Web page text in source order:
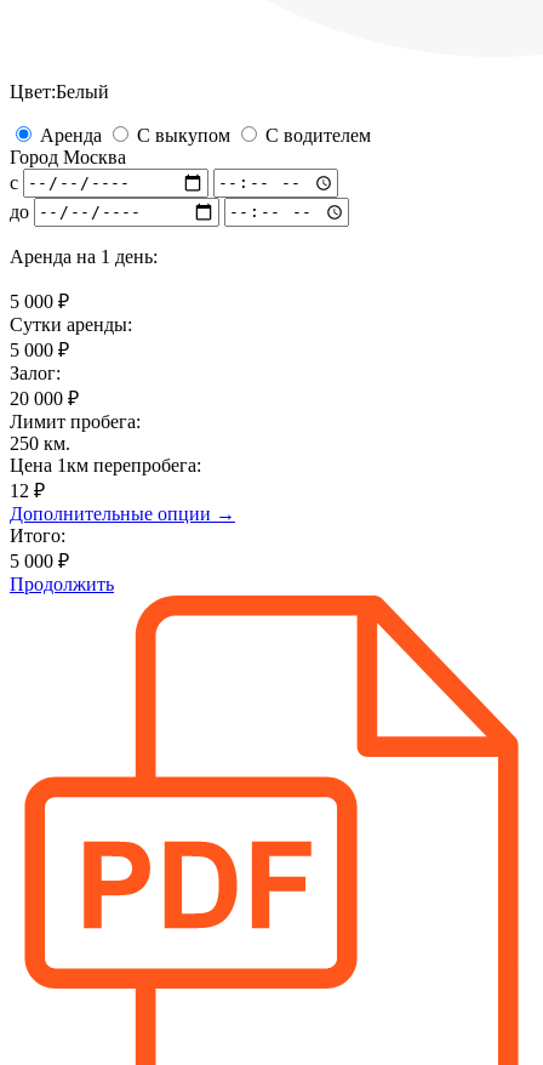
Цвет:Белый
Аренда С выкупом
С водителем
Город Москва
с
до
Аренда на 1 день:
5 000 ₽
Сутки аренды:
5 000 ₽
Залог:
20 000 ₽
Лимит пробега:
250 км.
Цена 1км перепробега:
12 ₽
Дополнительные опции →
Итого:
5 000 ₽
Продолжить